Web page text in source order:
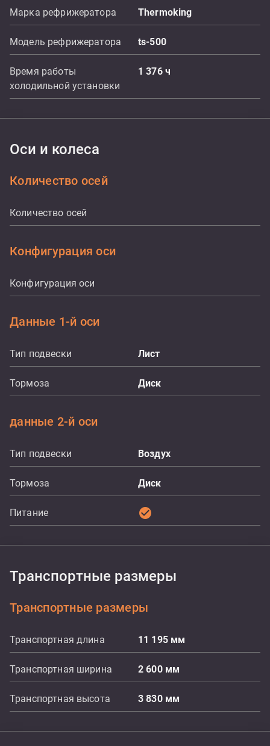
Марка рефрижератора Thermoking
Модель рефрижератора ts-500
Время работы
холодильной установки
1 376 ч
Оси и колеса
Количество осей
Количество осей
Конфигурация оси
Конфигурация оси
Данные 1-й оси
Тип подвески Лист
Тормоза Диск
данные 2-й оси
Тип подвески Воздух
Тормоза Диск
Питание check_circle
Транспортные размеры
Транспортные размеры
Транспортная длина 11 195 мм
Транспортная ширина 2 600 мм
Транспортная высота 3 830 мм